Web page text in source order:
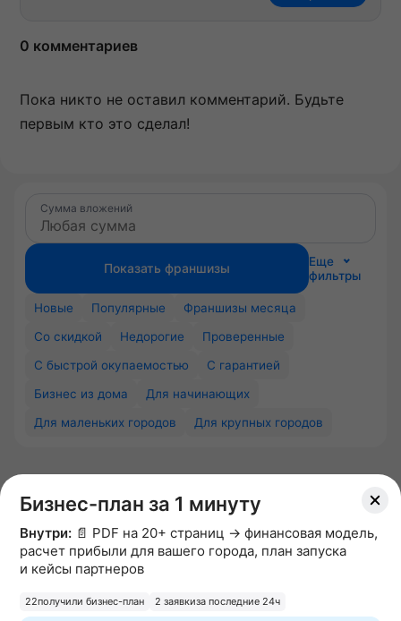
0 комментариев
Пока никто не оставил комментарий. Будьте
первым кто это сделал!
Сумма вложений
Показать франшизы
Еще
фильтры
Новые Популярные
Франшизы месяца
Со скидкой
Недорогие
Проверенные
С быстрой окупаемостью
С гарантией
Бизнес из дома
Для начинающих
Для маленьких городов
Для крупных городов
Бизнес-план за 1 минуту
Внутри: 📄 PDF на 20+ страниц → финансовая модель,
расчет прибыли для вашего города, план запуска
и кейсы партнеров
22получили бизнес-план 2 заявкиза последние 24ч